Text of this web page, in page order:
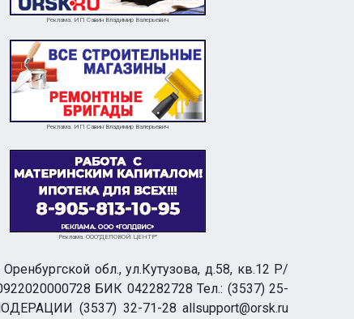
Реклама. ИП Савин Владимир Валерьевич
Реклама. ИП Савин Владимир Валерьевич
Реклама. ООО"ДЕЛОВОЙ ЦЕНТР"
обл., ул.Кутузова, д.58, кв.12 Р/
БИК 042282728 Тел.: (3537) 25-
(3537) 32-71-28 allsupport@orsk.ru